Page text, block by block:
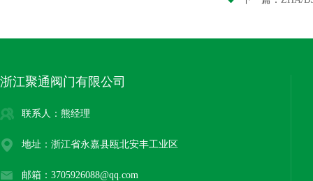
浙江聚通阀门有限公司
联系人：熊经理
地址：浙江省永嘉县瓯北安丰工业区
邮箱：3705926088@qq.com